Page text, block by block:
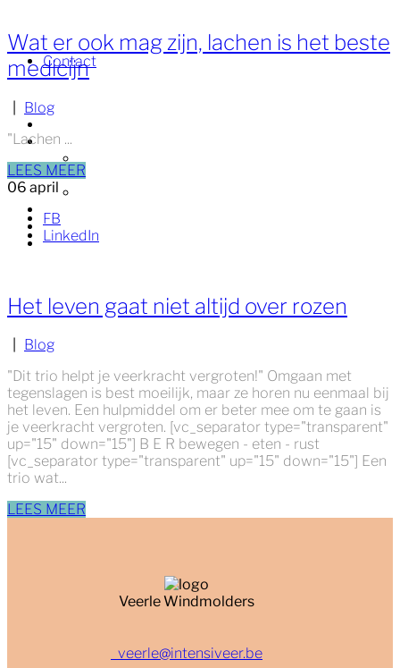
Contact
Ik help jou met
Authenticiteit
Zelfvertrouwen
Tips
Klantenreviews
Contact
Wat er ook mag zijn, lachen is het beste
medicijn
Blog
"Lachen ...
LEES MEER
06 april
FB
LinkedIn
Het leven gaat niet altijd over rozen
Blog
"Dit trio helpt je veerkracht vergroten!" Omgaan met
tegenslagen is best moeilijk, maar ze horen nu eenmaal bij
het leven. Een hulpmiddel om er beter mee om te gaan is
je veerkracht vergroten. [vc_separator type="transparent"
up="15" down="15"] B E R bewegen - eten - rust
[vc_separator type="transparent" up="15" down="15"] Een
trio wat...
LEES MEER
Veerle Windmolders
veerle@intensiveer.be